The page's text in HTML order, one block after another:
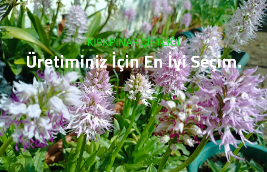
KIRKPINAR ÇİFTLİĞİ
Üretiminiz İçin En İyi Seçim.